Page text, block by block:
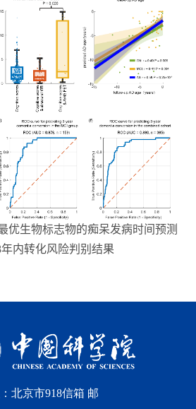
优生物标志物的痴呆发病时间预测
年内转化风险判别结果
北京市918信箱 邮